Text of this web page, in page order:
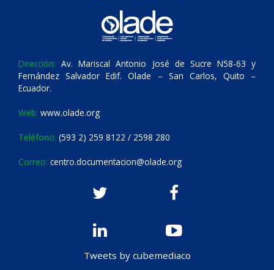
Dirección: Av. Mariscal Antonio José de Sucre N58-63 y
Fernández Salvador Edif. Olade – San Carlos, Quito –
Ecuador.
Web: www.olade.org
Teléfono: (593 2) 259 8122 / 2598 280
Correo: centro.documentacion@olade.org
Tweets by cubemediaco